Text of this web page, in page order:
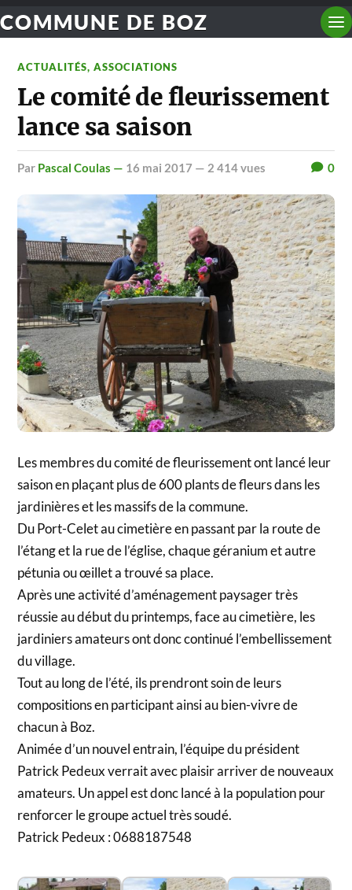
COMMUNE DE BOZ
ACTUALITÉS,ASSOCIATIONS
Le comité de fleurissement
lance sa saison
par Pascal Coulas — 16 mai 2017 — 2 414 vues 0
Les membres du comité de fleurissement ont lancé leur
saison en plaçant plus de 600 plants de fleurs dans les
jardinières et les massifs de la commune.
Du Port-Celet au cimetière en passant par la route de
l’étang et la rue de l’église, chaque géranium et autre
pétunia ou œillet a trouvé sa place.
Après une activité d’aménagement paysager très
réussie au début du printemps, face au cimetière, les
jardiniers amateurs ont donc continué l’embellissement
du village.
Tout au long de l’été, ils prendront soin de leurs
compositions en participant ainsi au bien-vivre de
chacun à Boz.
Animée d’un nouvel entrain, l’équipe du président
Patrick Pedeux verrait avec plaisir arriver de nouveaux
amateurs. Un appel est donc lancé à la population pour
renforcer le groupe actuel très soudé.
Patrick Pedeux : 0688187548